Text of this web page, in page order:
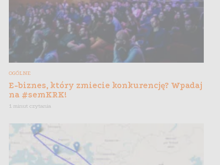
OGÓLNE
E-biznes, który zmiecie konkurencję? Wpadaj
na #semKRK!
1 minut czytania